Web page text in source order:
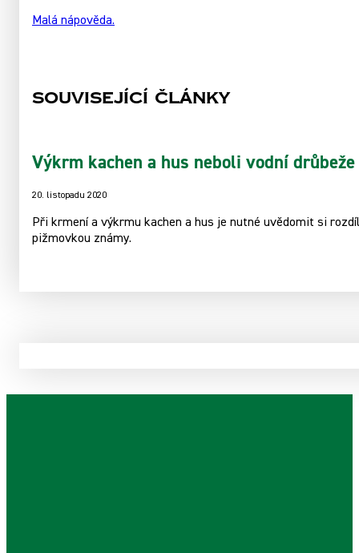
Malá nápověda.
Související články
Výkrm kachen a hus neboli vodní drůbeže
20. listopadu 2020
Při krmení a výkrmu kachen a hus je nutné uvědomit si
pižmovkou známy.